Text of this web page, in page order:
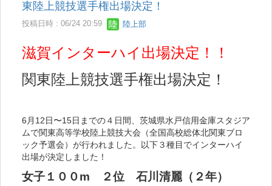
東陸上競技選手権出場決定！
投稿日時 : 06/24 20:59 陸上部
滋賀インターハイ出場決定！！
関東陸上競技選手権出場決定！
6月12日〜15日までの４日間、茨城県水戸信用金庫スタジア
ムで関東高等学校陸上競技大会（全国高校総体北関東ブロ
ック予選会）が行われました。以下３種目でインターハイ
出場が決定しました！
女子１００m ２位 石川清麗（２年）